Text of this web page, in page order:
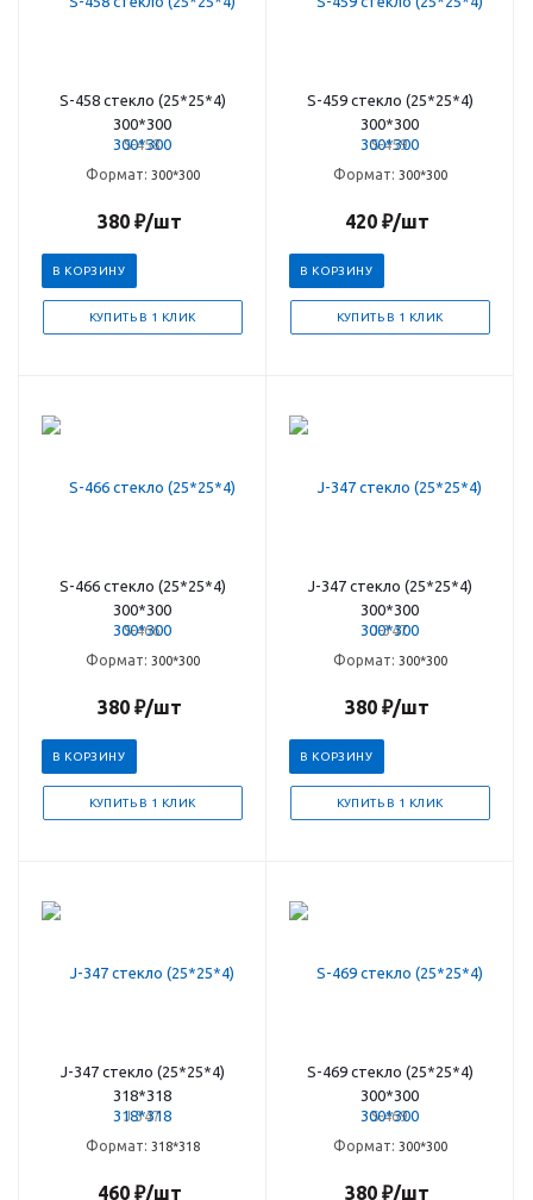
S-458 стекло (25*25*4)
300*300
S-458
Формат: 300*300
380 ₽/шт
В КОРЗИНУ
КУПИТЬ В 1 КЛИК
S-459 стекло (25*25*4)
300*300
S-459
Формат: 300*300
420 ₽/шт
В КОРЗИНУ
КУПИТЬ В 1 КЛИК
S-466 стекло (25*25*4)
300*300
S-466
Формат: 300*300
380 ₽/шт
В КОРЗИНУ
КУПИТЬ В 1 КЛИК
J-347 стекло (25*25*4)
300*300
J-347
Формат: 300*300
380 ₽/шт
В КОРЗИНУ
КУПИТЬ В 1 КЛИК
J-347 стекло (25*25*4)
318*318
J-347
Формат: 318*318
460 ₽/шт
S-469 стекло (25*25*4)
300*300
S-469
Формат: 300*300
380 ₽/шт